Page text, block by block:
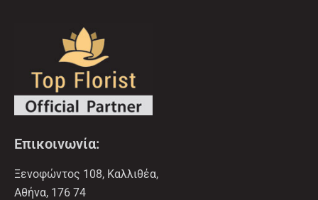
Επικοινωνία:
Ξενοφώντος 108, Καλλιθέα,
Αθήνα, 176 74